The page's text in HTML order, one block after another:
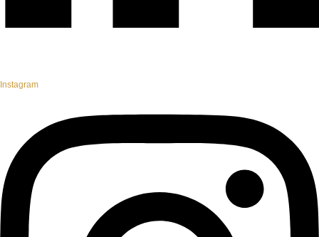
Instagram